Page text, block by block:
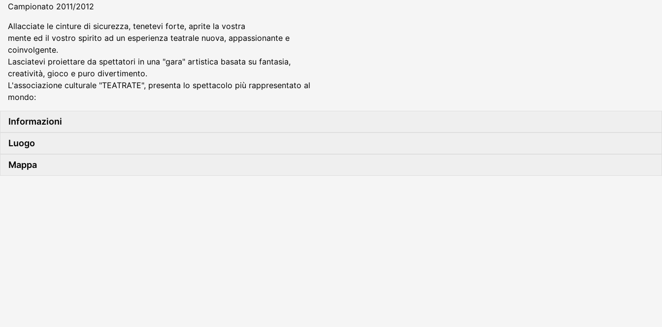
Campionato 2011/2012
Allacciate le cinture di sicurezza, tenetevi forte, aprite la vostra
mente ed il vostro spirito ad un esperienza teatrale nuova, appassionante e
coinvolgente.
Lasciatevi proiettare da spettatori in una "gara" artistica basata su fantasia,
creatività, gioco e puro divertimento.
L'associazione culturale "TEATRATE", presenta lo spettacolo più rappresentato al
mondo:
Informazioni
Luogo
Mappa